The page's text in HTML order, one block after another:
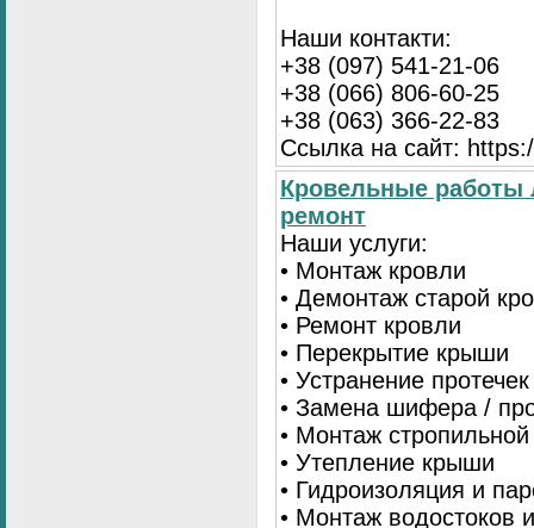
Наши контакти:
+38 (097) 541-21-06
+38 (066) 806-60-25
+38 (063) 366-22-83
Ссылка на сайт:
Кровельные
ремонт
Наши услуги:
• Монтаж кровли
• Демонтаж старой
• Ремонт кровли
• Перекрытие крыши
• Устранение протечек
• Замена шифера /
• Монтаж
• Утепление крыши
• Гидроизоляция и
• Монтаж водостоков